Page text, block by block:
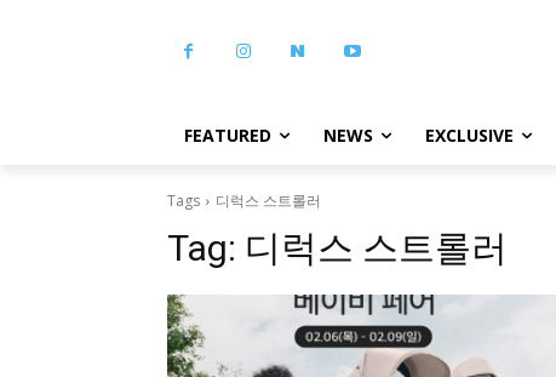
FEATURED NEWS EXCLUSIVE
Tags 디럭스 스트롤러
Tag: 디럭스 스트롤러